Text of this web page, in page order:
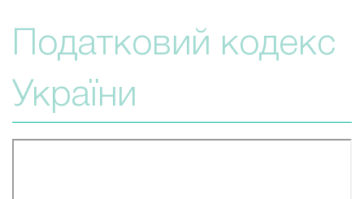
Податковий кодекс
України